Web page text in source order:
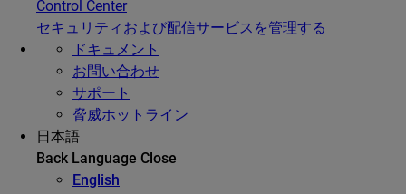
Control Center
セキュリティおよび配信サービスを管理する
ドキュメント
お問い合わせ
サポート
脅威ホットライン
日本語
Back Language Close
English